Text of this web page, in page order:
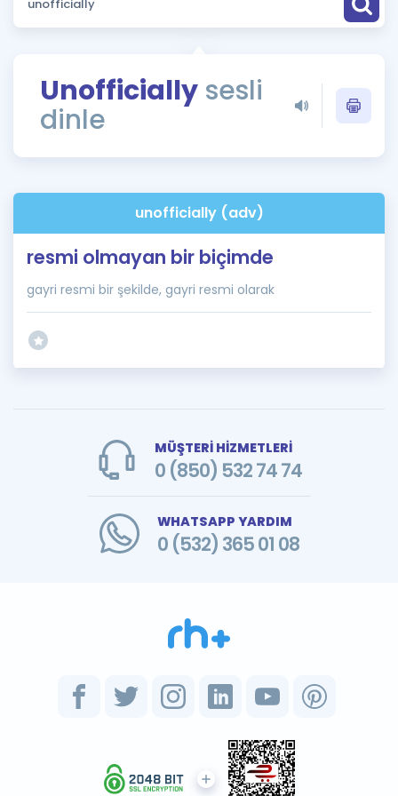
Puan Hesaplama
ÖSYM Sınav Takvimi
Kampanyalar
İngilizce Gramer
Unofficially sesli
dinle
unofficially (adv)
resmi olmayan bir biçimde
gayri resmi bir şekilde, gayri resmi olarak
MÜŞTERİ HİZMETLERİ
0 (850) 532 74 74
WHATSAPP YARDIM
0 (532) 365 01 08